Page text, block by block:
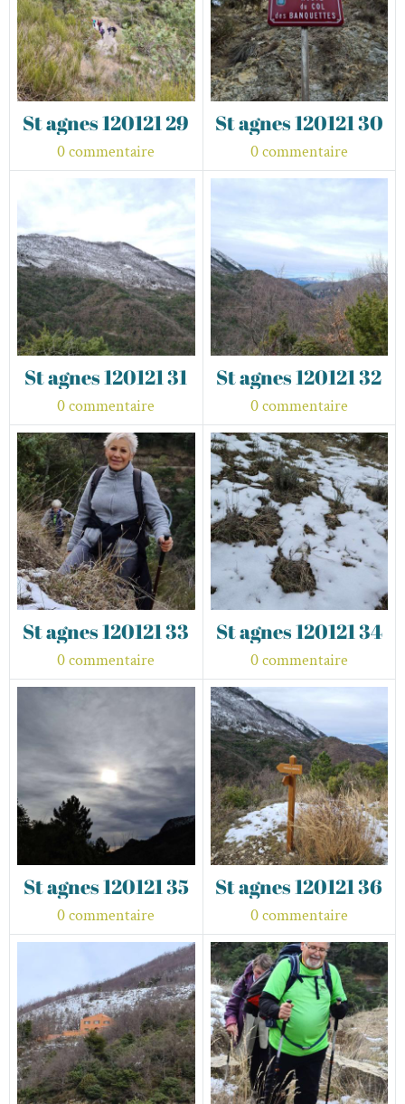
St agnes 120121 29
0 commentaire
St agnes 120121 30
0 commentaire
St agnes 120121 31
0 commentaire
St agnes 120121 32
0 commentaire
St agnes 120121 33
0 commentaire
St agnes 120121 34
0 commentaire
St agnes 120121 35
0 commentaire
St agnes 120121 36
0 commentaire